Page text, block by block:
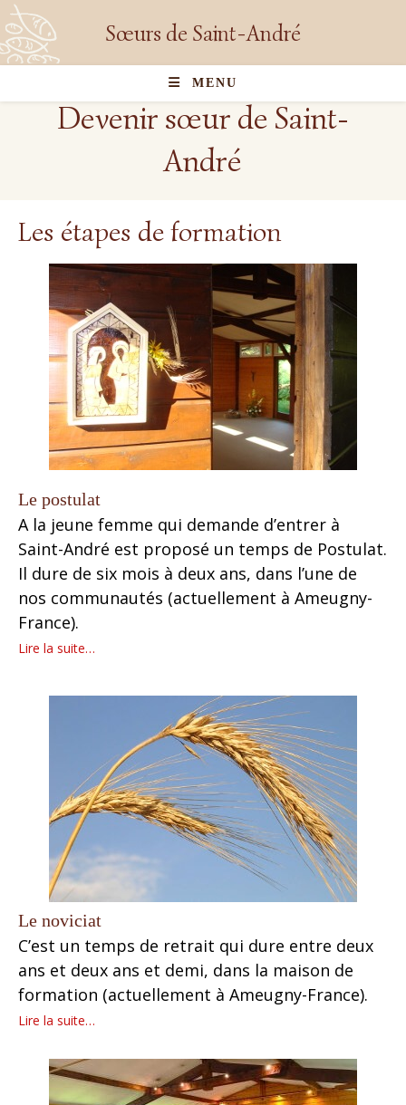
Sœurs de Saint-André
MENU
Devenir sœur de Saint-
André
Les étapes de formation
Le postulat
A la jeune femme qui demande d’entrer à
Saint-André est proposé un temps de Postulat.
Il dure de six mois à deux ans, dans l’une de
nos communautés (actuellement à Ameugny-
France).​
Lire la suite…
Le noviciat
C’est un temps de retrait qui dure entre deux
ans et deux ans et demi, dans la maison de
formation (actuellement à Ameugny-France).
Lire la suite…